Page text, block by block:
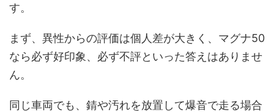
す。
まず、異性からの評価は個人差が大きく、マグナ50
なら必ず好印象、必ず不評といった答えはありませ
ん。
同じ車両でも、錆や汚れを放置して爆音で走る場合